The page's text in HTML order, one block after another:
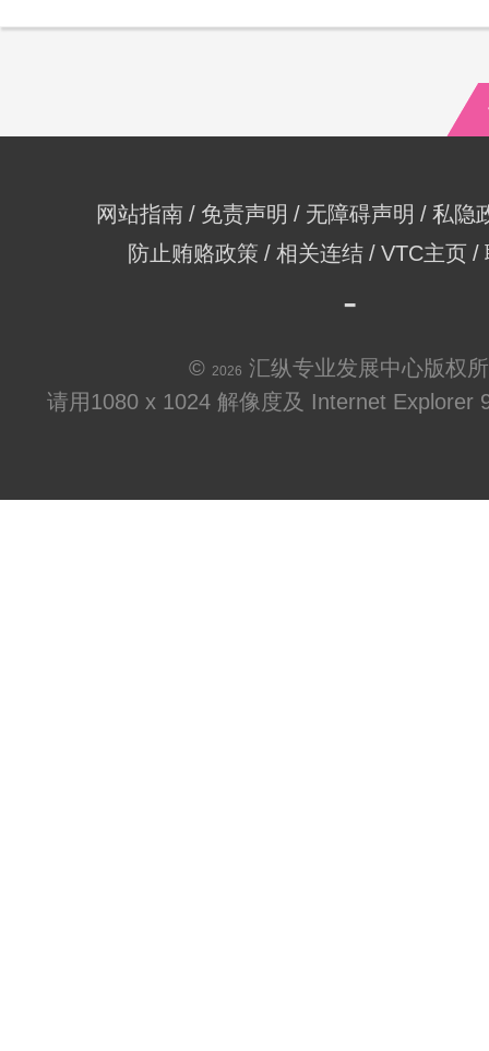
网站指南 免责声明 无障碍声明
私隐
防止贿赂政策
相关连结 VTC主页
© 2026 汇纵专业发展中心版权
请用1080 x 1024 解像度及 Internet Explorer